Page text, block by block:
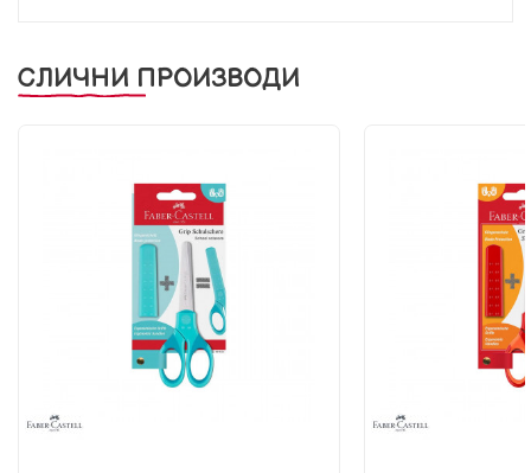
СЛИЧНИ ПРОИЗВОДИ